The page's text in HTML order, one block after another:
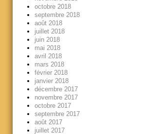
octobre 2018
septembre 2018
août 2018
juillet 2018
juin 2018
mai 2018
avril 2018
mars 2018
février 2018
janvier 2018
décembre 2017
novembre 2017
octobre 2017
septembre 2017
août 2017
juillet 2017